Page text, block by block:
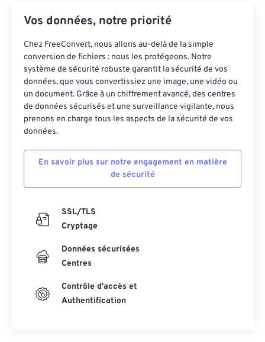
Vos données, notre priorité
Chez FreeConvert, nous allons au-delà de la simple
conversion de fichiers : nous les protégeons. Notre
système de sécurité robuste garantit la sécurité de vos
données, que vous convertissiez une image, une vidéo ou
un document. Grâce à un chiffrement avancé, des centres
de données sécurisés et une surveillance vigilante, nous
prenons en charge tous les aspects de la sécurité de vos
données.
En savoir plus sur notre engagement en matière
de sécurité
SSL/TLS
Cryptage
Données sécurisées
Centres
Contrôle d'accès et
Authentification